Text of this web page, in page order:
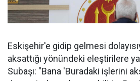
Eskişehir'e gidip gelmesi
aksattığı yönündeki eleştirilere
Subaşı: "Bana 'Buradaki işlerini